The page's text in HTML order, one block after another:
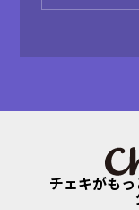
チェキがも